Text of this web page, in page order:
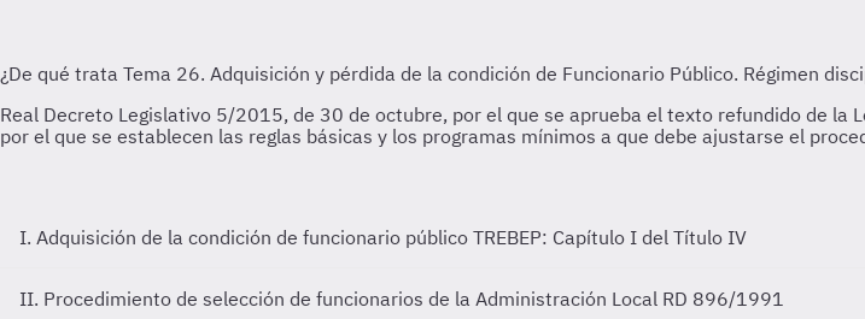
I. Adquisición de la condición de funcionario público TREBEP: Capítulo I del Título IV
II. Procedimiento de selección de funcionarios de la Administración Local RD 896/1991